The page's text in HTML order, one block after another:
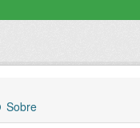
Sobre